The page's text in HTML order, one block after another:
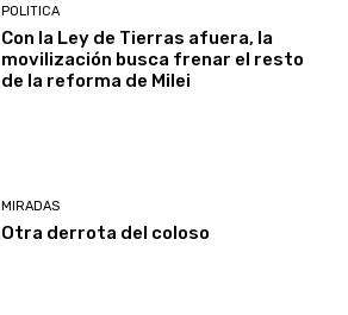
POLITICA
Con la Ley de Tierras afuera, la
movilización busca frenar el resto
de la reforma de Milei
MIRADAS
Otra derrota del coloso